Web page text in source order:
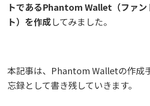
トであるPhantom Wallet（ファン
ト）を作成してみました。
本記事は、Phantom Walletの作成
忘録として書き残していきます。